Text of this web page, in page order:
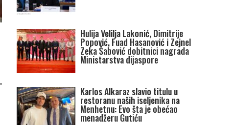
Hulija Velilja Lakonić, Dimitrije
Popović, Fuad Hasanović i Zejnel
Zeka Šabović dobitnici nagrada
Ministarstva dijaspore
Karlos Alkaraz slavio titulu u
restoranu naših iseljenika na
Menhetnu: Evo šta je obećao
menadžeru Gutiću